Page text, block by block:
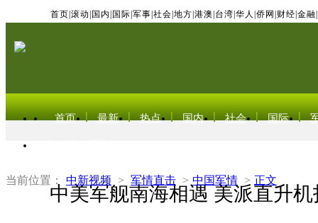
首页 滚动 国内 国际 军事 社会 地方 港澳 台湾 华人 侨网 财经 金融
首页 最新 热点 国内 社会 国际
当前位置： 中新视频 > 军情直击 > 中国军情 > 正文
中美军舰南海相遇 美派直升